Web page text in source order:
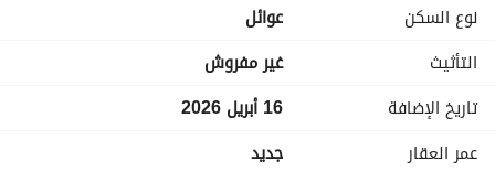
وطويلة المدى
تواصل معنا لحجز موعدك اليوم!
نوع السكن
عوائل
التأثيث
غير مفروش
تاريخ الإضافة
16 أبريل 2026
عمر العقار
جديد